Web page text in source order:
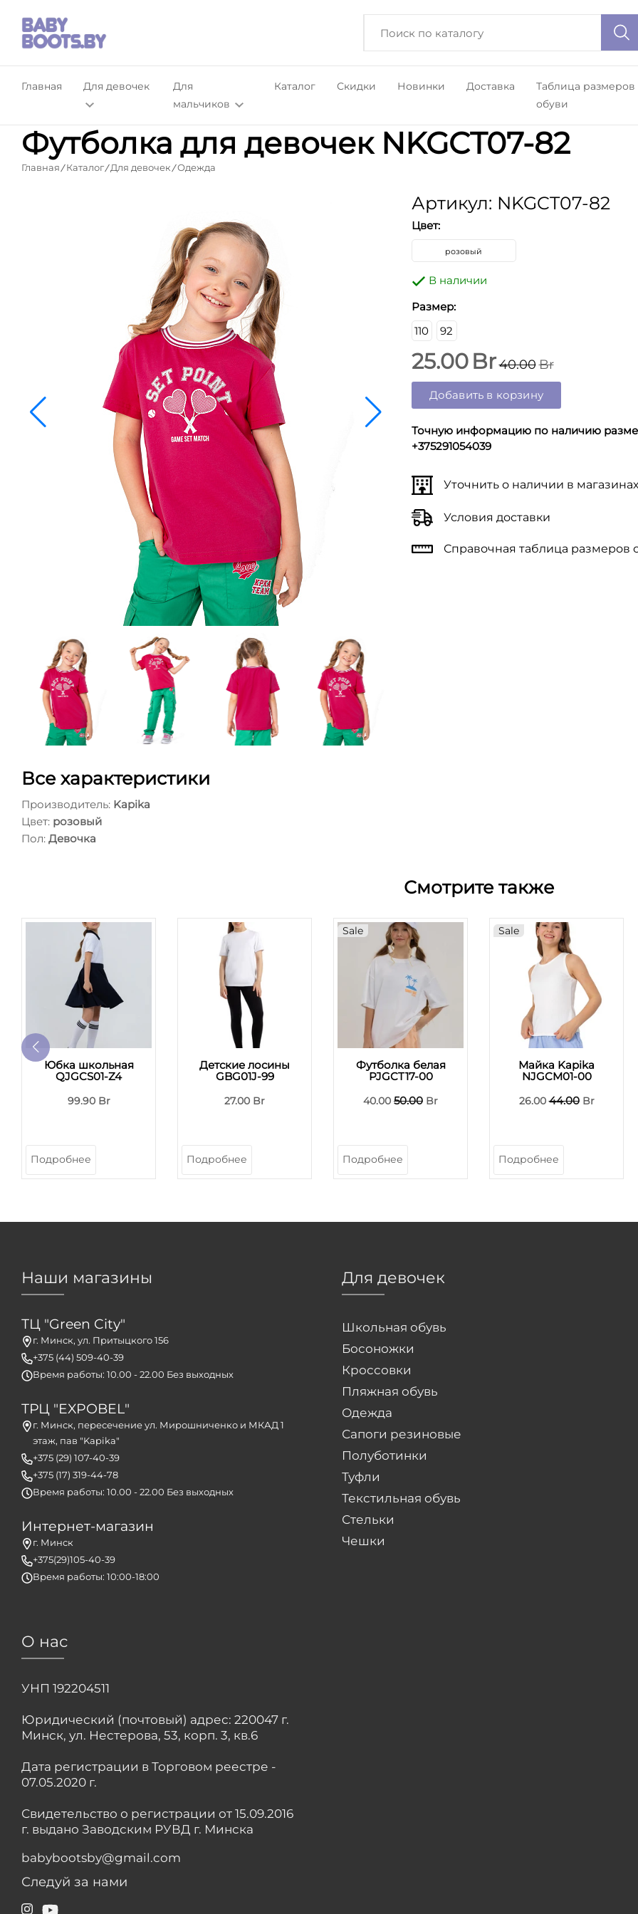
Главная Для девочек
Для
мальчиков
Каталог Скидки Новинки Доставка
Таблица размеров
обуви
Футболка для девочек NKGCT07-82
Главная Каталог Для девочек Одежда
Артикул: NKGCT07-82
Цвет:
розовый
В наличии
Размер:
110
92
25.00 Br40.00Br
Добавить в корзину
Точную информацию по наличию
+375291054039
Уточнить о наличии в магазинах
Условия доставки
Справочная таблица размеров
Все характеристики
Производитель: Kapika
Цвет: розовый
Пол: Девочка
Смотрите также
Юбка школьная
QJGCS01-Z4
99.90 Br
Подробнее
Детские лосины
GBG01J-99
27.00 Br
Подробнее
Sale
Футболка белая
PJGCT17-00
40.00 50.00 Br
Подробнее
Sale
Майка Kapika
NJGCM01-00
26.0044.00Br
Подробнее
Наши магазины
ТЦ "Green City"
г. Минск, ул. Притыцкого 156
+375 (44) 509-40-39
Время работы: 10.00 - 22.00 Без выходных
ТРЦ "EXPOBEL"
г. Минск, пересечение ул. Мирошниченко и МКАД 1
этаж, пав "Kapika"
+375 (29) 107-40-39
+375 (17) 319-44-78
Время работы: 10.00 - 22.00 Без выходных
Интернет-магазин
г. Минск
+375(29)105-40-39
Время работы: 10:00-18:00
Для девочек
Школьная обувь
Босоножки
Кроссовки
Пляжная обувь
Одежда
Сапоги резиновые
Полуботинки
Туфли
Текстильная обувь
Стельки
Чешки
О нас
УНП 192204511
Юридический (почтовый) адрес: 220047 г.
Минск, ул. Нестерова, 53, корп. 3, кв.6
Дата регистрации в Торговом реестре -
07.05.2020 г.
Свидетельство о регистрации от 15.09.2016
г. выдано Заводским РУВД г. Минска
babybootsby@gmail.com
Следуй за нами
Instagram
YouTube